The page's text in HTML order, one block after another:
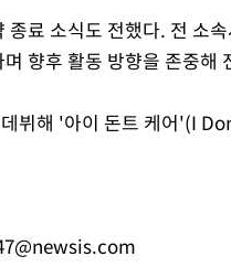
종료 소식도 전했다. 전 소
향후 활동 방향을 존중해
뷔해 '아이 돈트 케어'(I